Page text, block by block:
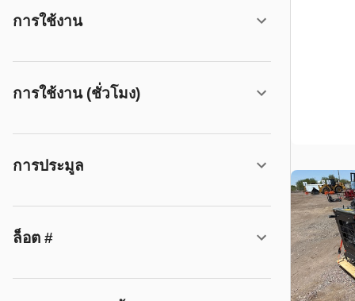
การใช้งาน
การใช้งาน (ชั่วโมง)
การประมูล
ล็อต #